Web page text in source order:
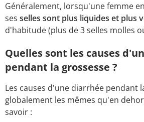
Généralement, lorsqu'une femme
ses selles sont plus liquides et plus
d'habitude (plus de 3 selles molles
Quelles sont les causes
pendant la grossesse ?
Les causes d'une diarrhée pendant
globalement les mêmes qu'en
savoir :